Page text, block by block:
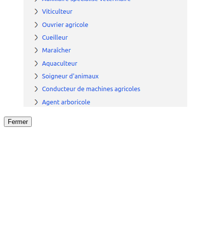
Fermer